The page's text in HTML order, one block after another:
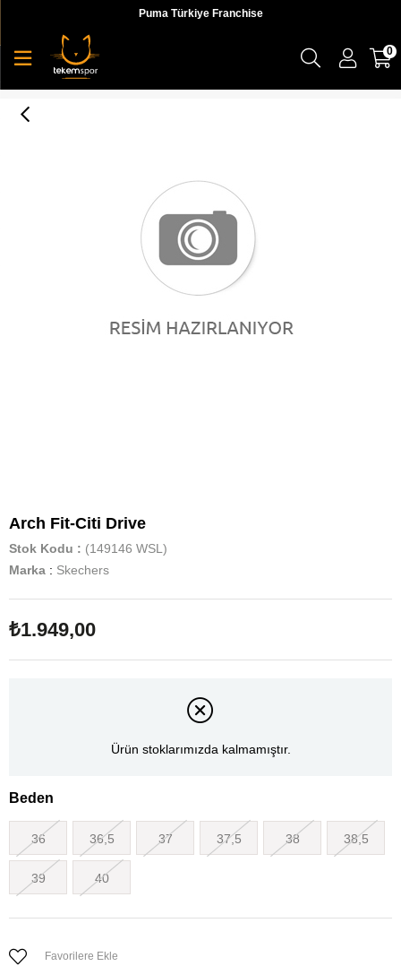
Puma Türkiye Franchise
0
Arch Fit-Citi Drive
Stok Kodu
(149146 WSL)
Marka : Skechers
₺1.949,00
Ürün stoklarımızda kalmamıştır.
Beden
36 36,5 37 37,5 38 38,5
39 40
Favorilere Ekle